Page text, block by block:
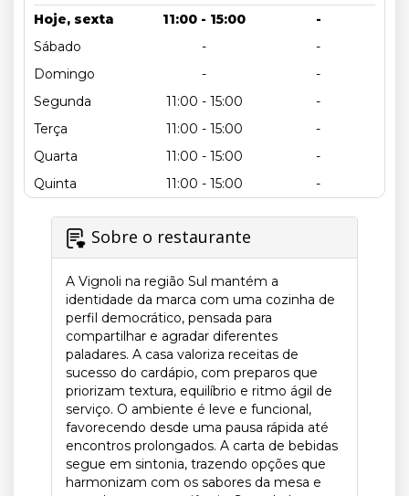
Hoje, sexta
11:00 - 15:00
-
Sábado
-
-
Domingo
-
-
Segunda
11:00 - 15:00
-
Terça
11:00 - 15:00
-
Quarta
11:00 - 15:00
-
Quinta
11:00 - 15:00 -
Sobre o restaurante
A Vignoli na região Sul mantém a
identidade da marca com uma cozinha de
perfil democrático, pensada para
compartilhar e agradar diferentes
paladares. A casa valoriza receitas de
sucesso do cardápio, com preparos que
priorizam textura, equilíbrio e ritmo ágil de
serviço. O ambiente é leve e funcional,
favorecendo desde uma pausa rápida até
encontros prolongados. A carta de bebidas
segue em sintonia, trazendo opções que
harmonizam com os sabores da mesa e